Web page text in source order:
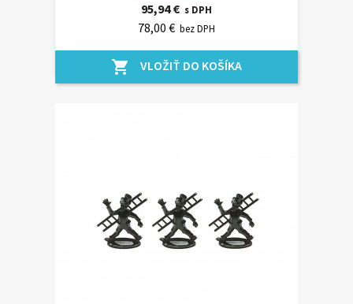
95,94 € s DPH
78,00 € bez DPH
shopping_cart VLOŽIŤ DO KOŠÍKA